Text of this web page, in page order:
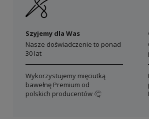
Szyjemy dla Was
Nasze doświadczenie to ponad
30 lat
Wykorzystujemy mięciutką
bawełnę Premium od
polskich producentów